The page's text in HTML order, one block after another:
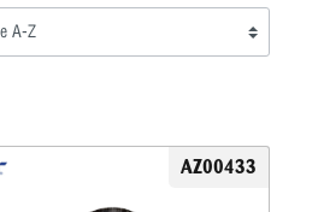
AZ00433